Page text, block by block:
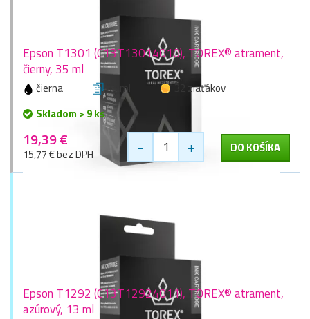
Epson T1301 (C13T13014010), TOREX® atrament,
čierny, 35 ml
čierna 35 ml
32 zlaťákov
Skladom > 9 ks
19,39 €
15,77 € bez DPH - + DO KOŠÍKA
Epson T1292 (C13T12924011), TOREX® atrament,
azúrový, 13 ml